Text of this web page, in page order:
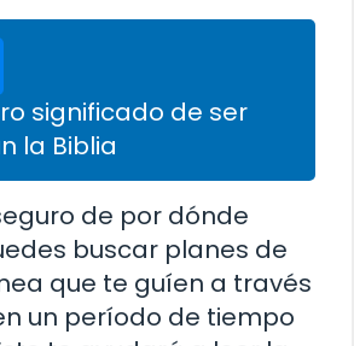
significado de ser
la Biblia
de por dónde
buscar planes de
que te guíen a través
un período de tiempo